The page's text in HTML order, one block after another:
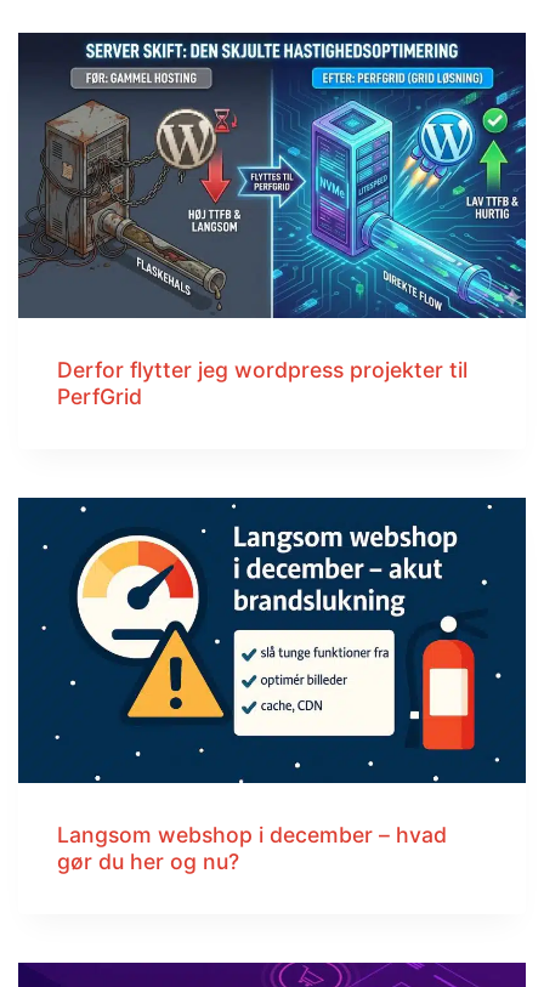
Derfor flytter jeg wordpress projekter til
PerfGrid
Langsom webshop i december – hvad
gør du her og nu?